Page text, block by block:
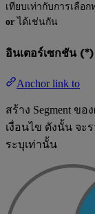
เทียบเท่ากับการเลือก
or ได้เช่นกัน
อินเตอร์เซกชัน
Anchor link to
สร้าง Segment ข
เงื่อนไข ดังนั้น จ
ระบุเท่านั้น